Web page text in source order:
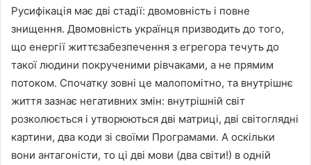
Русифікація має дві стадії: двомовність і повне
знищення. Двомовність українця призводить до того,
що енергії життєзабезпечення з егрегора течуть до
такої людини покрученими рівчаками, а не прямим
потоком. Спочатку зовні це малопомітно, та внутрішнє
життя зазнає негативних змін: внутрішній світ
розколюється і утворюються дві матриці, дві світоглядні
картини, два коди зі своїми Програмами. А оскільки
вони антагоністи, то ці дві мови (два світи!) в одній